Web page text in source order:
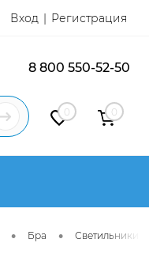
Вход Регистрация
8 800 550-52-50
0 0
• Бра • Светильники